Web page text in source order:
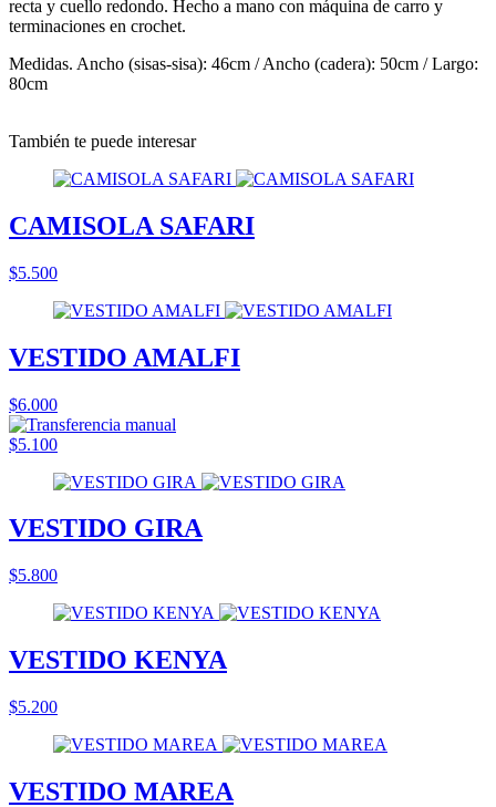
recta y cuello redondo. Hecho a mano con máquina de carro y
terminaciones en crochet.
Medidas. Ancho (sisas-sisa): 46cm / Ancho (cadera): 50cm / Largo:
80cm
También te puede interesar
CAMISOLA SAFARI
$5.500
VESTIDO AMALFI
$6.000
$5.100
VESTIDO GIRA
$5.800
VESTIDO KENYA
$5.200
VESTIDO MAREA